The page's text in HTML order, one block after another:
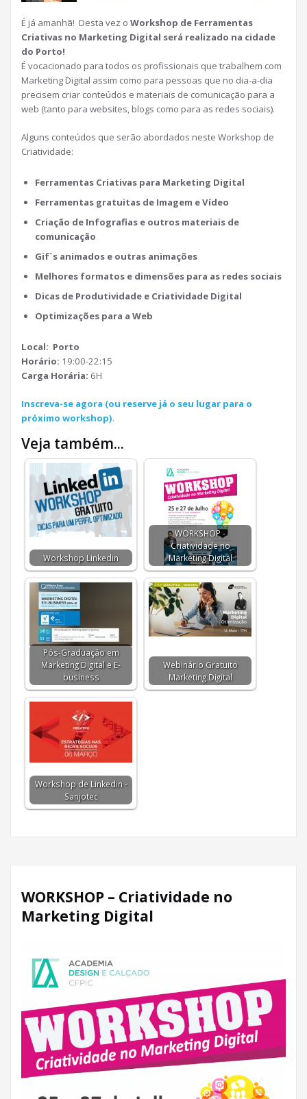
É já amanhã! Desta vez o Workshop de Ferramentas
Criativas no Marketing Digital será realizado na cidade
do Porto!
É vocacionado para todos os profissionais que trabalhem com
Marketing Digital assim como para pessoas que no dia-a-dia
precisem criar conteúdos e materiais de comunicação para a
web (tanto para websites, blogs como para as redes sociais).
Alguns conteúdos que serão abordados neste Workshop de
Criatividade:
Ferramentas Criativas para Marketing Digital
Ferramentas gratuitas de Imagem e Vídeo
Criação de Infografias e outros materiais de
comunicação
Gif´s animados e outras animações
Melhores formatos e dimensões para as redes sociais
Dicas de Produtividade e Criatividade Digital
Optimizações para a Web
Local: Porto
Horário: 19:00-22:15
Carga Horária: 6H
Inscreva-se agora (ou reserve já o seu lugar para o
próximo workshop).
Veja também...
Workshop Linkedin
WORKSHOP -
Criatividade no
Marketing Digital
Pós-Graduação em
Marketing Digital e E-
business
Webinário Gratuito
Marketing Digital
Workshop de Linkedin -
Sanjotec
WORKSHOP – Criatividade no
Marketing Digital